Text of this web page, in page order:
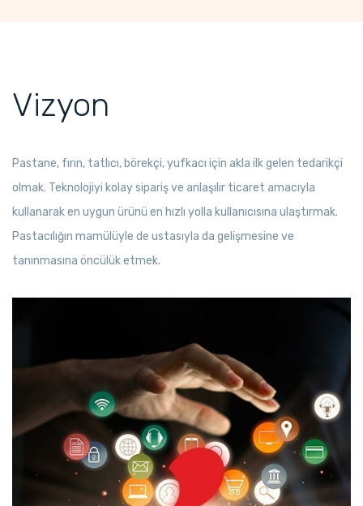
Vizyon
Pastane, fırın, tatlıcı, börekçi, yufkacı için akla ilk gelen tedarikçi
olmak. Teknolojiyi kolay sipariş ve anlaşılır ticaret amacıyla
kullanarak en uygun ürünü en hızlı yolla kullanıcısına ulaştırmak.
Pastacılığın mamülüyle de ustasıyla da gelişmesine ve
tanınmasına öncülük etmek.